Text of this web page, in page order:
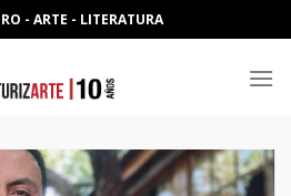
- ARTE - LITERATURA